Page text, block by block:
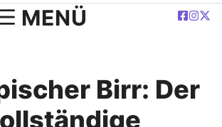
MENÜ
Birr: Der
Polski